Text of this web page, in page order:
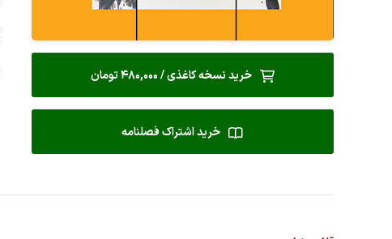
خرید نسخه کاغذی / 480,000 تومان
خرید اشتراک فصلنامه